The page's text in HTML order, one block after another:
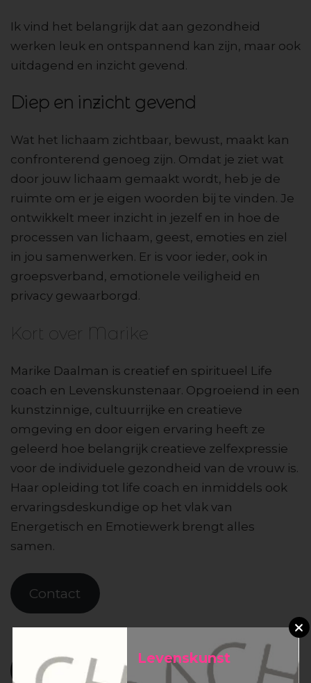
Ik vind het belangrijk dat aan gezondheid
werken leuk en ontspannend kan zijn, maar ook
uitdagend en inzicht gevend.
Diep en inzicht gevend
Wat het lichaam zichtbaar, bewust, maakt kan
confronterend genoeg zijn. Omdat je ziet wat
door jouw lichaam gemaakt wordt, heb je de
ruimte om er je eigen woorden bij te vinden. Je
ontwikkelt meer inzicht in jezelf en in hoe de
processen van lichaam, geest, emoties en ziel
in jou samenwerken. Er is voor ieder, ook in
groepsverband, emotionele veiligheid en
privacy gewaarborgd.
Kort over Marike
Marike Daalman is creatief en spiritueel Life
coach en Levenskunstenaar. Opgroeiend in een
kunstzinnige, cultuurrijke en creatieve
omgeving en door eigen ervaring heeft ze
geleerd hoe belangrijk creatieve zelfexpressie
voor de individuele gezondheid van de vrouw is.
Haar opleiding tot life coach en inmiddels ook
ervaringsdeskundige op het vlak van
Energetisch en Emotiewerk brengt alles
samen.
Contact
Consults & Coaching
Levenskunst